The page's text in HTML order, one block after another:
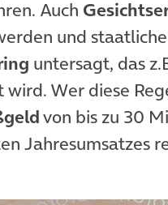
Auch
und
untersagt, das
Wer diese
von bis zu 30
Jahresumsatzes